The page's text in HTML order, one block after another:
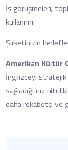
İş görüşmeleri,
kullanımı
Şirketinizin
Amerikan Kültür
İngilizceyi stratejik
sağladığımız
daha rekabetçi ve